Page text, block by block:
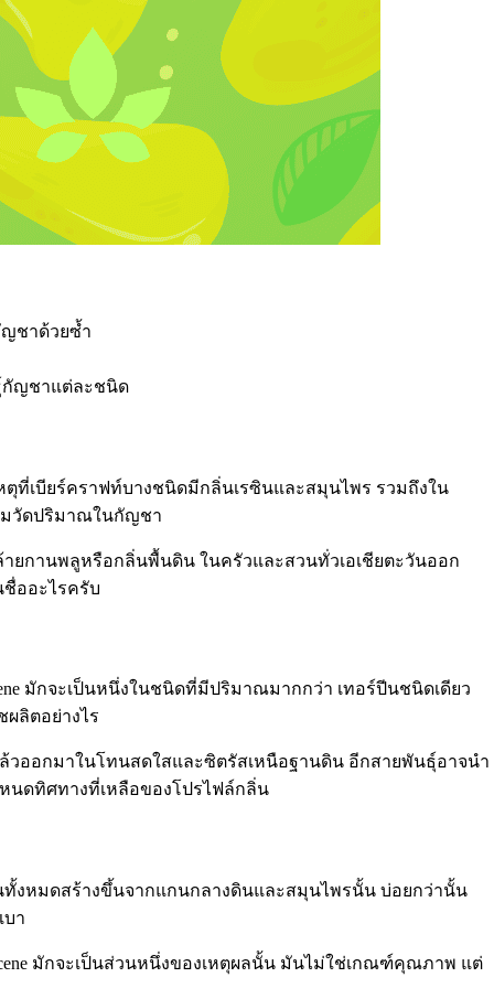
ชาด้วยซ้ำ
กัญชาแต่ละชนิด
ที่เบียร์คราฟท์บางชนิดมีกลิ่นเรซินและสมุนไพร รวมถึงใน
มวัดปริมาณในกัญชา
ยกานพลูหรือกลิ่นพื้นดิน ในครัวและสวนทั่วเอเชียตะวันออก
ชื่ออะไรครับ
มักจะเป็นหนึ่งในชนิดที่มีปริมาณมากกว่า เทอร์ปีนชนิดเดียว
ลิตอย่างไร
วออกมาในโทนสดใสและซิตรัสเหนือฐานดิน อีกสายพันธุ์อาจนำ
นดทิศทางที่เหลือของโปรไฟล์กลิ่น
ทั้งหมดสร้างขึ้นจากแกนกลางดินและสมุนไพรนั้น บ่อยกว่านั้น
า
มักจะเป็นส่วนหนึ่งของเหตุผลนั้น มันไม่ใช่เกณฑ์คุณภาพ แต่